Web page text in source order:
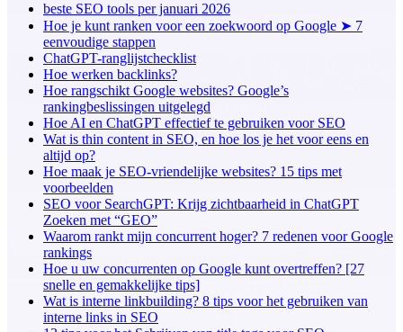
beste SEO tools per januari 2026
Hoe je kunt ranken voor een zoekwoord op Google ➤ 7
eenvoudige stappen
ChatGPT-ranglijstchecklist
Hoe werken backlinks?
Hoe rangschikt Google websites? Google’s
rankingbeslissingen uitgelegd
Hoe AI en ChatGPT effectief te gebruiken voor SEO
Wat is thin content in SEO, en hoe los je het voor eens en
altijd op?
Hoe maak je SEO-vriendelijke websites? 15 tips met
voorbeelden
SEO voor SearchGPT: Krijg zichtbaarheid in ChatGPT
Zoeken met “GEO”
Waarom rankt mijn concurrent hoger? 7 redenen voor Google
rankings
Hoe u uw concurrenten op Google kunt overtreffen? [27
snelle en gemakkelijke tips]
Wat is interne linkbuilding? 8 tips voor het gebruiken van
interne links in SEO